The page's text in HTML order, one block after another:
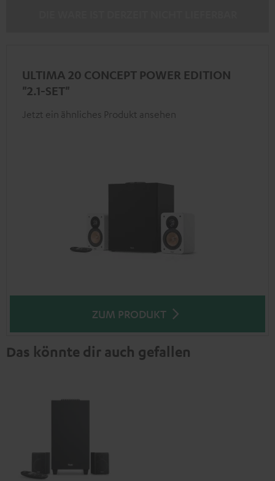
ULTIMA 20 CONCEPT POWER EDITION
"2.1-SET"
Jetzt ein ähnliches Produkt ansehen
ZUM PRODUKT
Das könnte dir auch gefallen